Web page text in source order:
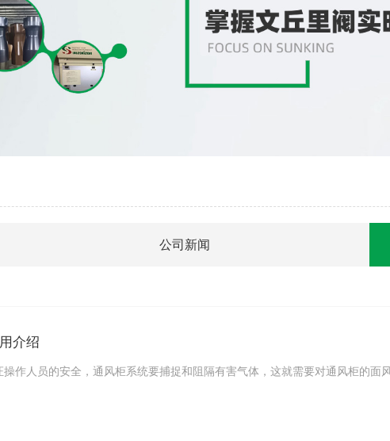
公司新闻
介绍
作人员的安全，通风柜系统要捕捉和阻隔有害气体，这就需要对通风柜的